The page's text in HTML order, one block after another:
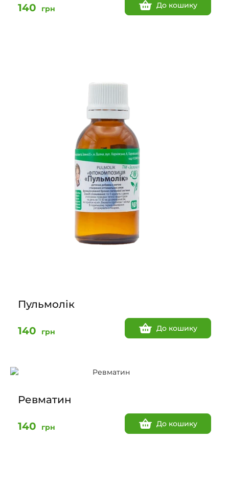
140 грн До кошику
Пульмолік
140 грн До кошику
Ревматин
140 грн До кошику